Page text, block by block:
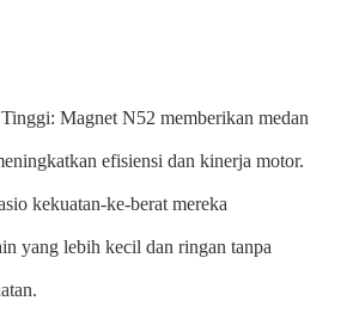
Magnet N52 memberikan medan
efisiensi dan kinerja motor.
kekuatan-ke-berat mereka
yang lebih kecil dan ringan tanpa